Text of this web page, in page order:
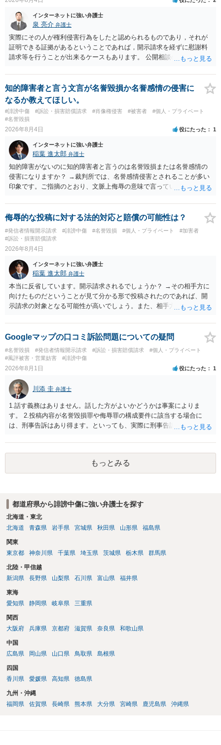
訴訟で判決となった場合は、実際の弁護士費用が認められる場合と認
められない場合があり何ともいえないところでしょう。
インターネットに強い弁護士
泉 亮介 弁護士
実際にその人が権利侵害行為をしたと認められるものであり，それが
証明できる証拠があるということであれば，開示請求を経ずに慰謝料
請求等を行うことが出来るケースもあります。 公開相談の場では回答
に個別に相談されると良いでしょう。
知的障害者と言う文言が名誉毀損か名誉感情の侵害に
なるか教えてほしい。
#誹謗中傷 #訴訟・損害賠償請求 #肖像権侵害 #被害者
#個人・プライベート
#名誉毀損
2026年8月4日 役にたった 1
インターネットに強い弁護士
稲葉 進太郎 弁護士
知的障害がないのに知的障害者と言うのは名誉毀損または名誉感情の
侵害になりますか？ →裁判所では、名誉感情侵害とされることが多い
印象です。ご指摘のとおり、文脈上侮辱の意味で言っている点も加味
侮辱的な投稿に対する法的対応と賠償の可能性は？
#発信者情報開示請求 #誹謗中傷 #名誉毀損 #個人・プライベート
#加害者
#訴訟・損害賠償請求
2026年8月4日
インターネットに強い弁護士
稲葉 進太郎 弁護士
本当に反省しています。開示請求されるでしょうか？ →その相手方に
向けたものだということが見て分かる形で投稿されたのであれば、開
示請求の対象となる可能性が高いでしょう。また、相手方の投稿した
と存じます。発信者情報開示請求が進むと、投稿に使った回線の契約
者のところに、意見照会がなされます。アカウント情報開示の場合
は、アカウントの登録メールに意見照会がなされます。 また、された
場合賠償金はいくらでしょうか。 →ケースバイケースであり、数万円
から１００万単位まで様々でしょう。裁判外であれば交渉して相手方
Googleマップの口コミ訴訟問題についての疑問
#名誉毀損 #発信者情報開示請求 #訴訟・損害賠償請求
#個人・プライベート
#風評被害・営業妨害
#誹謗中傷
2026年8月1日 役にたった 1
川添 圭 弁護士
1.話す義務はありません。話した方がよいかどうかは事案によりま
す。 2.投稿内容が名誉毀損罪や侮辱罪の構成要件に該当する場合に
は、刑事告訴はあり得ます。といっても、実際に刑事告訴に動くかど
です。Googleは電話番号の開示請求もできることが多いので、少しで
も特定可能になるよう、複数ルートで開示請求が行われることが多い
です。さらにいえば、利用者からの口コミ投稿の場合、開示請求者は
ある程度対象者を特定できている（ただし証拠による裏付けか必要な
もっとみる
都道府県から誹謗中傷に強い弁護士を探す
北海道・東北
北海道
青森県 岩手県 宮城県 秋田県 山形県 福島県
関東
東京都
神奈川県 千葉県 埼玉県 茨城県 栃木県 群馬県
北陸・甲信越
新潟県
長野県 山梨県 石川県 富山県 福井県
東海
愛知県
静岡県 岐阜県 三重県
関西
大阪府
兵庫県 京都府 滋賀県 奈良県 和歌山県
中国
広島県
岡山県 山口県 鳥取県 島根県
四国
香川県
愛媛県 高知県 徳島県
九州・沖縄
福岡県
佐賀県 長崎県 熊本県 大分県 宮崎県 鹿児島県 沖縄県